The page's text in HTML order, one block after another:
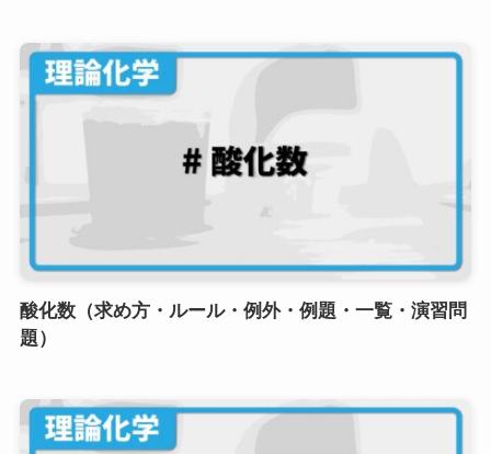
酸化数（求め方・ルール・例外・例題・一覧・演習問
題）